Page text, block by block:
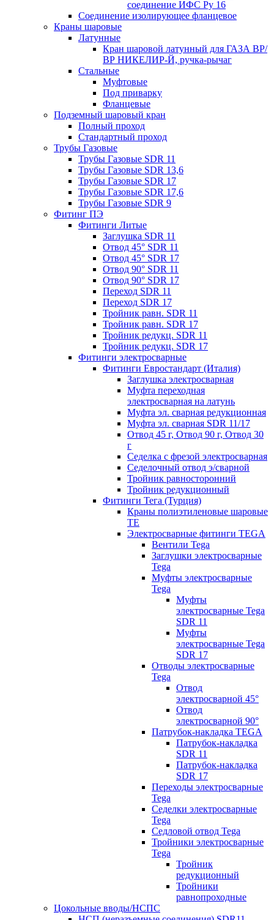
соединение ИФС Ру 16
Соединение изолирующее фланцевое
Краны шаровые
Латунные
Кран шаровой латунный для ГАЗА ВР/
ВР НИКЕЛИР-Й, ручка-рычаг
Стальные
Муфтовые
Под приварку
Фланцевые
Подземный шаровый кран
Полный проход
Стандартный проход
Трубы Газовые
Трубы Газовые SDR 11
Трубы Газовые SDR 13,6
Трубы Газовые SDR 17
Трубы Газовые SDR 17,6
Трубы Газовые SDR 9
Фитинг ПЭ
Фитинги Литые
Заглушка SDR 11
Отвод 45° SDR 11
Отвод 45° SDR 17
Отвод 90° SDR 11
Отвод 90° SDR 17
Переход SDR 11
Переход SDR 17
Тройник равн. SDR 11
Тройник равн. SDR 17
Тройник редукц. SDR 11
Тройник редукц. SDR 17
Фитинги электросварные
Фитинги Евростандарт (Италия)
Заглушка электросварная
Муфта переходная
электросварная на латунь
Муфта эл. cварная редукционная
Муфта эл. сварная SDR 11/17
Отвод 45 г, Отвод 90 г, Отвод 30
г
Седелка с фрезой электросварная
Седелочный отвод э/сварной
Тройник равносторонний
Тройник редукционный
Фитинги Тега (Турция)
Краны полиэтиленовые шаровые
TE
Электросварные фитинги TEGA
Вентили Tega
Заглушки электросварные
Tega
Муфты электросварные
Tega
Муфты
электросварные Tega
SDR 11
Муфты
электросварные Tega
SDR 17
Отводы электросварные
Tega
Отвод
электросварной 45°
Отвод
электросварной 90°
Патрубок-накладка TEGA
Патрубок-накладка
SDR 11
Патрубок-накладка
SDR 17
Переходы электросварные
Tega
Седелки электросварные
Tega
Седловой отвод Tega
Тройники электросварные
Tega
Тройник
редукционный
Тройники
равнопроходные
Цокольные вводы/НСПС